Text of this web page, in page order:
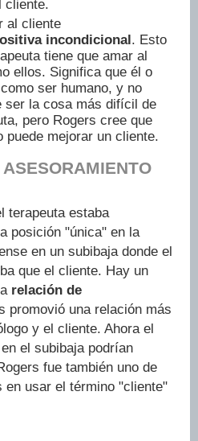
cliente.
al cliente
incondicional. Esto
tiene que amar al
ellos. Significa que él o
ser humano, y no
ser la cosa más difícil de
pero Rogers cree que
puede mejorar un cliente.
terapeuta estaba
posición "única" en la
en un subibaja donde el
que el cliente. Hay un
relación de
promovió una relación más
y el cliente. Ahora el
el subibaja podrían
fue también uno de
en usar el término "cliente"